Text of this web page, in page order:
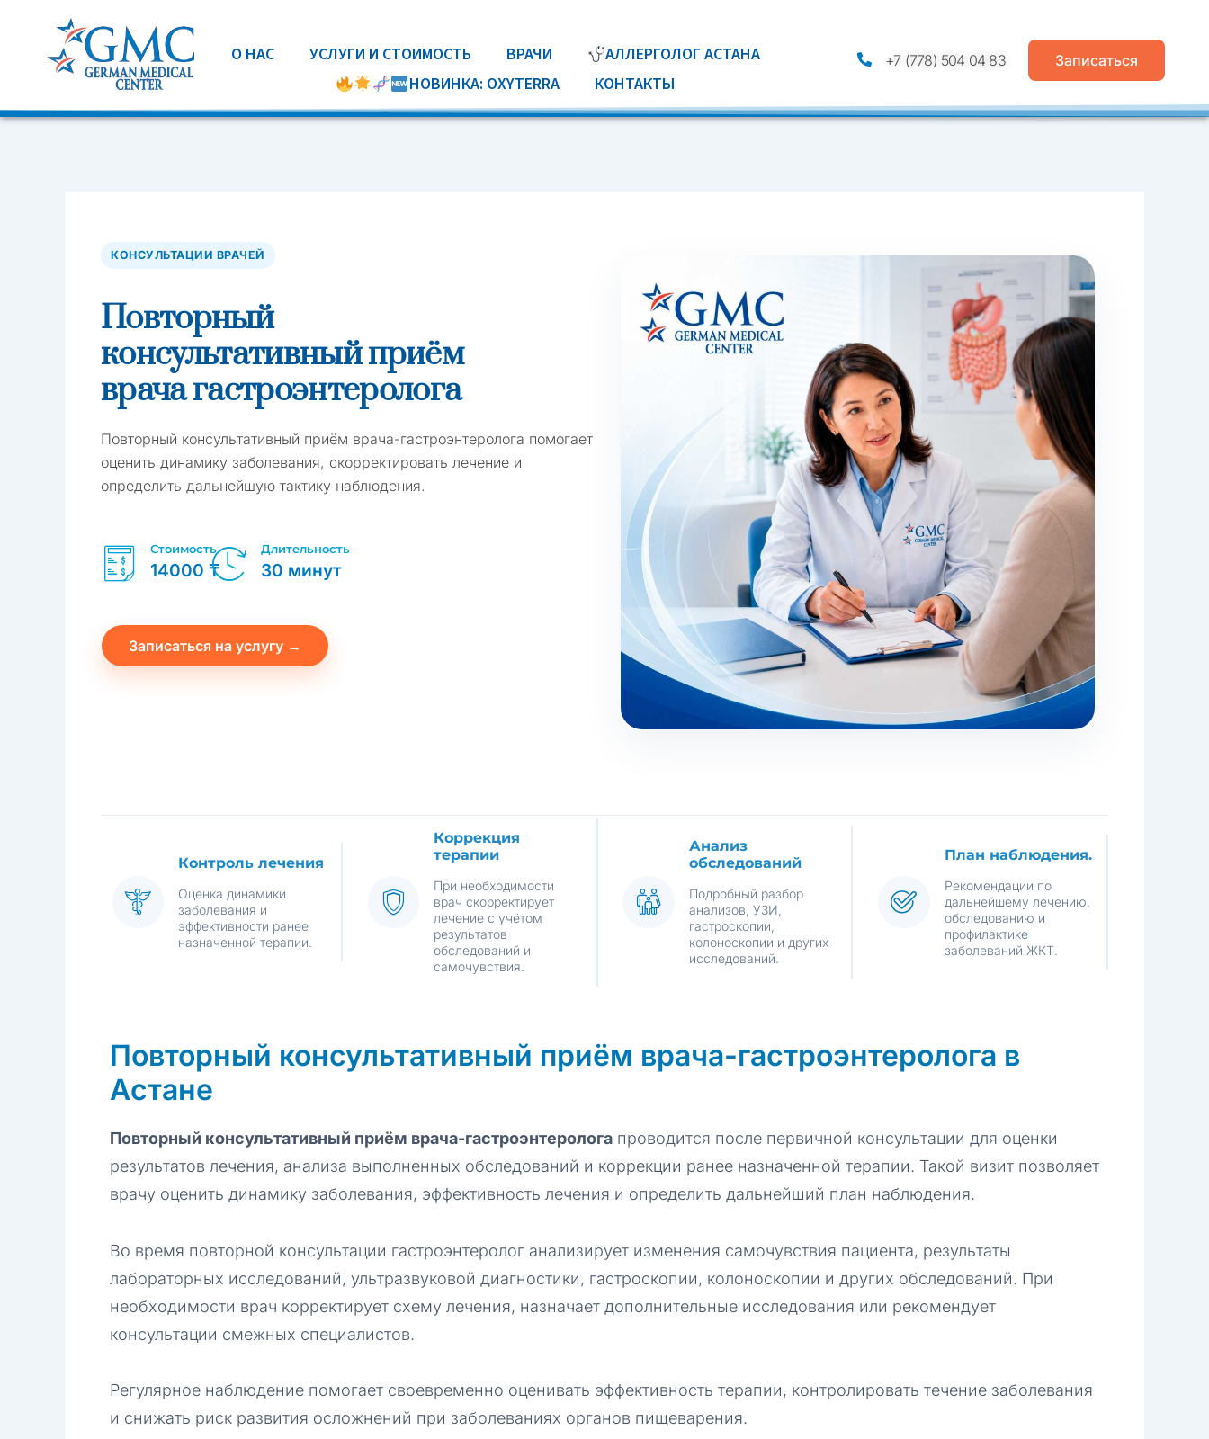
содержимому
О НАС УСЛУГИ И СТОИМОСТЬ ВРАЧИ
АЛЛЕРГОЛОГ АСТАНА
НОВИНКА: OXYTERRA
КОНТАКТЫ
+7 (778) 504 04 83 Записаться
КОНСУЛЬТАЦИИ ВРАЧЕЙ
Повторный
консультативный приём
врача гастроэнтеролога
Повторный консультативный приём врача-гастроэнтеролога помогает
оценить динамику заболевания, скорректировать лечение и
определить дальнейшую тактику наблюдения.
Стоимость
14000 ₸
Длительность
30 минут
Записаться на услугу →
Контроль лечения
Оценка динамики
заболевания и
эффективности ранее
назначенной терапии.
Коррекция
терапии
При необходимости
врач скорректирует
лечение с учётом
результатов
обследований и
самочувствия.
Анализ
обследований
Подробный разбор
анализов, УЗИ,
гастроскопии,
колоноскопии и других
исследований.
План наблюдения.
Рекомендации по
дальнейшему лечению,
обследованию и
профилактике
заболеваний ЖКТ.
Повторный консультативный приём врача-гастроэнтеролога в
Астане
Повторный консультативный приём врача-гастроэнтеролога проводится после первичной консультации для оценки
результатов лечения, анализа выполненных обследований и коррекции ранее назначенной терапии. Такой визит позволяет
врачу оценить динамику заболевания, эффективность лечения и определить дальнейший план наблюдения.
Во время повторной консультации гастроэнтеролог анализирует изменения самочувствия пациента, результаты
лабораторных исследований, ультразвуковой диагностики, гастроскопии, колоноскопии и других обследований. При
необходимости врач корректирует схему лечения, назначает дополнительные исследования или рекомендует
консультации смежных специалистов.
Регулярное наблюдение помогает своевременно оценивать эффективность терапии, контролировать течение заболевания
и снижать риск развития осложнений при заболеваниях органов пищеварения.